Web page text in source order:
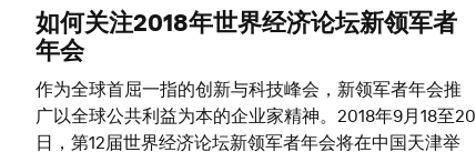
如何关注2018年世界经济论坛新领军者
年会
作为全球首屈一指的创新与科技峰会，新领军者年会推
广以全球公共利益为本的企业家精神。2018年9月18至20
日，第12届世界经济论坛新领军者年会将在中国天津举